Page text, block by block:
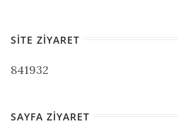
SITE ZIYARET
841932
SAYFA ZIYARET